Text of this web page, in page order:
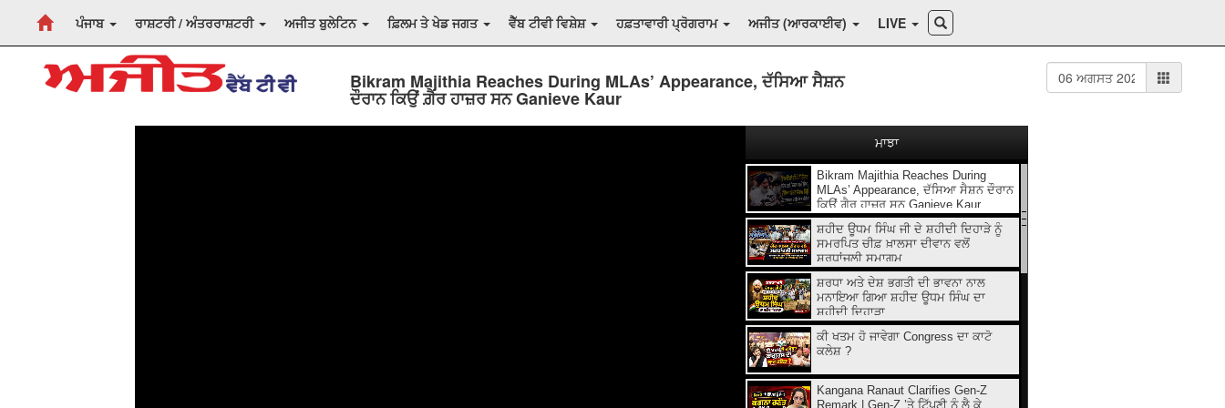
ਪੰਜਾਬ ਰਾਸ਼ਟਰੀ / ਅੰਤਰਰਾਸ਼ਟਰੀ ਅਜੀਤ ਬੁਲੇਟਿਨ ਫ਼ਿਲਮ ਤੇ ਖੇਡ ਜਗਤ ਵੈੱਬ ਟੀਵੀ ਵਿਸ਼ੇਸ਼ ਹਫ਼ਤਾਵਾਰੀ ਪ੍ਰੋਗਰਾਮ ਅਜੀਤ (ਆਰਕਾਈਵ) LIVE
Bikram Majithia Reaches During MLAs’ Appearance, ਦੱਸਿਆ ਸੈਸ਼ਨ
ਦੌਰਾਨ ਕਿਉਂ ਗ਼ੈਰ ਹਾਜ਼ਰ ਸਨ Ganieve Kaur
Bikram Majithia Reaches During
MLAs’ Appearance, ਦੱਸਿਆ ਸੈਸ਼ਨ ਦੌਰਾਨ
ਕਿਉਂ ਗ਼ੈਰ ਹਾਜ਼ਰ ਸਨ Ganieve Kaur
ਸ਼ਹੀਦ ਊਧਮ ਸਿੰਘ ਜੀ ਦੇ ਸ਼ਹੀਦੀ ਦਿਹਾੜੇ ਨੂੰ
ਸਮਰਪਿਤ ਚੀਫ਼ ਖ਼ਾਲਸਾ ਦੀਵਾਨ ਵਲੋਂ
ਸ਼ਰਧਾਂਜਲੀ ਸਮਾਗਮ
ਸ਼ਰਧਾ ਅਤੇ ਦੇਸ਼ ਭਗਤੀ ਦੀ ਭਾਵਨਾ ਨਾਲ
ਮਨਾਇਆ ਗਿਆ ਸ਼ਹੀਦ ਊਧਮ ਸਿੰਘ ਦਾ
ਸ਼ਹੀਦੀ ਦਿਹਾੜਾ
ਕੀ ਖਤਮ ਹੋ ਜਾਵੇਗਾ Congress ਦਾ ਕਾਟੋ
ਕਲੇਸ਼ ?
Kangana Ranaut Clarifies Gen-Z
Remark | Gen-Z ’ਤੇ ਟਿੱਪਣੀ ਨੂੰ ਲੈ ਕੇ
ਮਾਝਾ